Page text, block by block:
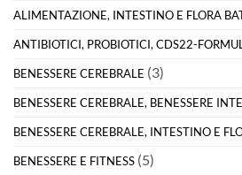
ALIMENTAZIONE, INTESTINO E FLORA
ANTIBIOTICI, PROBIOTICI, CDS22-
BENESSERE CEREBRALE (3)
BENESSERE CEREBRALE, BENESSERE
BENESSERE CEREBRALE, INTESTINO E
BENESSERE E FITNESS (5)